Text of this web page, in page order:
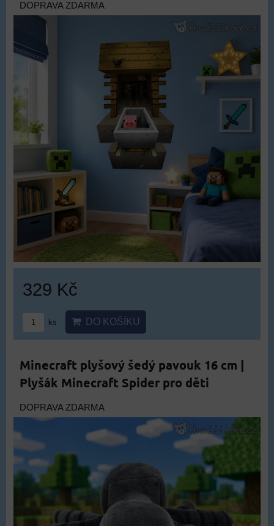
DOPRAVA ZDARMA
329 Kč
ks DO KOŠÍKU
Minecraft plyšový šedý pavouk 16 cm |
Plyšák Minecraft Spider pro děti
DOPRAVA ZDARMA